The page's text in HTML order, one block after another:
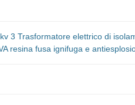
3 Trasformatore elettrico di
resina fusa ignifuga e